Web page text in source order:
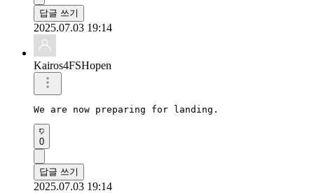
답글 쓰기
2025.07.03 19:14
Kairos4FSHopen
We are now preparing for landing.
0
답글 쓰기
2025.07.03 19:14